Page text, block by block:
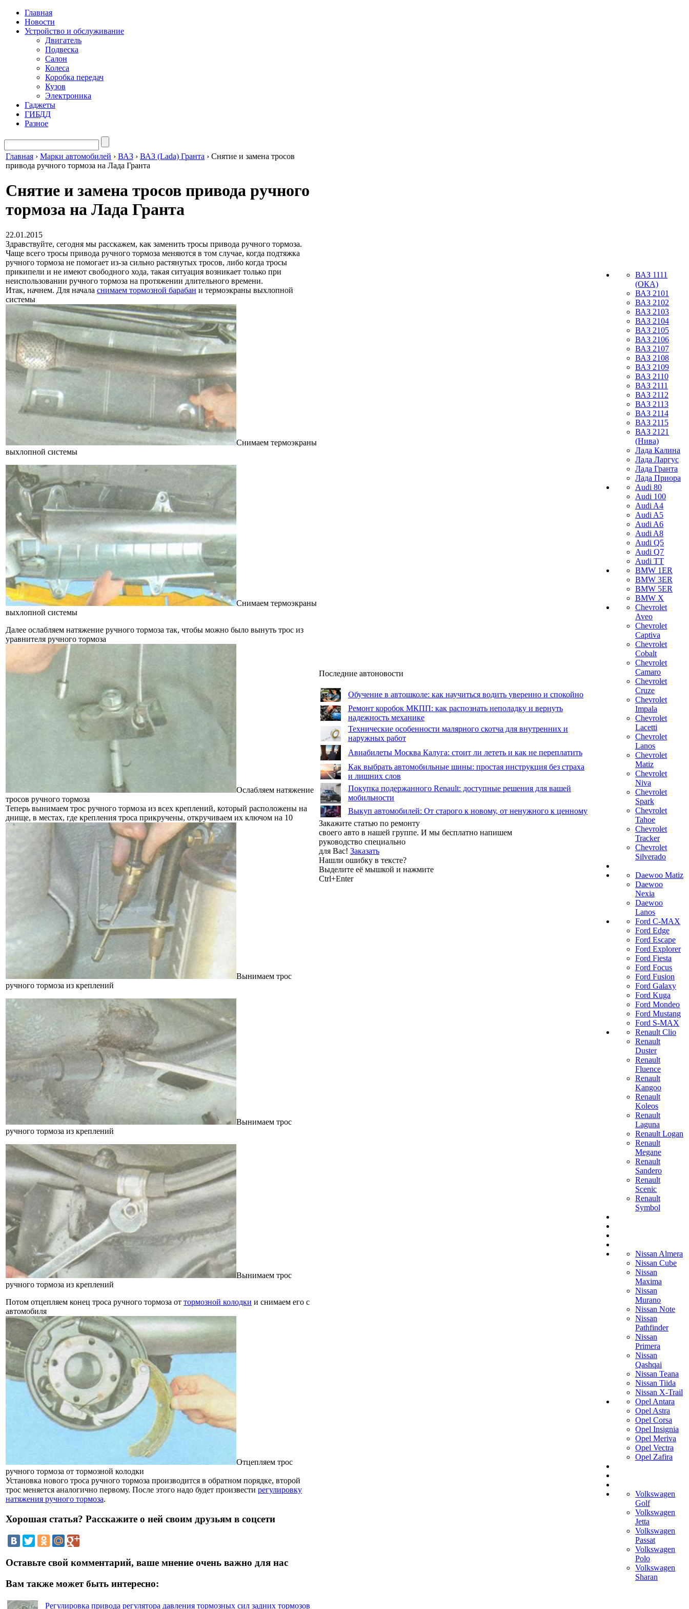
Главная
Новости
Устройство и обслуживание
Двигатель
Подвеска
Салон
Колеса
Коробка передач
Кузов
Электроника
Гаджеты
ГИБДД
Разное
Главная › Марки автомобилей › ВАЗ › ВАЗ (Lada) Гранта › Снятие и замена тросов
привода ручного тормоза на Лада Гранта
Снятие и замена тросов привода ручного
тормоза на Лада Гранта
22.01.2015
Здравствуйте, сегодня мы расскажем, как заменить тросы привода ручного тормоза.
Чаще всего тросы привода ручного тормоза меняются в том случае, когда подтяжка
ручного тормоза не помогает из-за сильно растянутых тросов, либо когда тросы
прикипели и не имеют свободного хода, такая ситуация возникает только при
неиспользовании ручного тормоза на протяжении длительного времени.
Итак, начнем. Для начала снимаем тормозной барабан и термоэкраны выхлопной
системы
Снимаем термоэкраны
выхлопной системы
Снимаем термоэкраны
выхлопной системы
Далее ослабляем натяжение ручного тормоза так, чтобы можно было вынуть трос из
уравнителя ручного тормоза
Ослабляем натяжение
тросов ручного тормоза
Теперь вынимаем трос ручного тормоза из всех креплений, который расположены на
днище, в местах, где крепления троса прикручены, откручиваем их ключом на 10
Вынимаем трос
ручного тормоза из креплений
Вынимаем трос
ручного тормоза из креплений
Вынимаем трос
ручного тормоза из креплений
Потом отцепляем конец троса ручного тормоза от тормозной колодки и снимаем его с
автомобиля
Отцепляем трос
ручного тормоза от тормозной колодки
Установка нового троса ручного тормоза производится в обратном порядке, второй
трос меняется аналогично первому. После этого надо будет произвести регулировку
натяжения ручного тормоза.
Хорошая статья? Расскажите о ней своим друзьям в соцсети
Оставьте свой комментарий, ваше мнение очень важно для нас
Вам также может быть интересно:
Регулировка привода регулятора давления тормозных сил задних тормозов
Последние автоновости
Обучение в автошколе: как научиться водить уверенно и спокойно
Ремонт коробок МКПП: как распознать неполадку и вернуть
надежность механике
Технические особенности малярного скотча для внутренних и
наружных работ
Авиабилеты Москва Калуга: стоит ли лететь и как не переплатить
Как выбрать автомобильные шины: простая инструкция без страха
и лишних слов
Покупка подержанного Renault: доступные решения для вашей
мобильности
Выкуп автомобилей: От старого к новому, от ненужного к ценному
Закажите статью по ремонту
своего авто в нашей группе. И мы бесплатно напишем
руководство специально
для Вас! Заказать
Нашли ошибку в тексте?
Выделите её мышкой и нажмите
Ctrl+Enter
ВАЗ 1111
(ОКА)
ВАЗ 2101
ВАЗ 2102
ВАЗ 2103
ВАЗ 2104
ВАЗ 2105
ВАЗ 2106
ВАЗ 2107
ВАЗ 2108
ВАЗ 2109
ВАЗ 2110
ВАЗ 2111
ВАЗ 2112
ВАЗ 2113
ВАЗ 2114
ВАЗ 2115
ВАЗ 2121
(Нива)
Лада Калина
Лада Ларгус
Лада Гранта
Лада Приора
Audi 80
Audi 100
Audi A4
Audi A5
Audi A6
Audi A8
Audi Q5
Audi Q7
Audi TT
BMW 1ER
BMW 3ER
BMW 5ER
BMW X
Chevrolet
Aveo
Chevrolet
Captiva
Chevrolet
Cobalt
Chevrolet
Camaro
Chevrolet
Cruze
Chevrolet
Impala
Chevrolet
Lacetti
Chevrolet
Lanos
Chevrolet
Matiz
Chevrolet
Niva
Chevrolet
Spark
Chevrolet
Tahoe
Chevrolet
Tracker
Chevrolet
Silverado
Daewoo Matiz
Daewoo
Nexia
Daewoo
Lanos
Ford C-MAX
Ford Edge
Ford Escape
Ford Explorer
Ford Fiesta
Ford Focus
Ford Fusion
Ford Galaxy
Ford Kuga
Ford Mondeo
Ford Mustang
Ford S-MAX
Renault Clio
Renault
Duster
Renault
Fluence
Renault
Kangoo
Renault
Koleos
Renault
Laguna
Renault Logan
Renault
Megane
Renault
Sandero
Renault
Scenic
Renault
Symbol
Nissan Almera
Nissan Cube
Nissan
Maxima
Nissan
Murano
Nissan Note
Nissan
Pathfinder
Nissan
Primera
Nissan
Qashqai
Nissan Teana
Nissan Tiida
Nissan X-Trail
Opel Antara
Opel Astra
Opel Corsa
Opel Insignia
Opel Meriva
Opel Vectra
Opel Zafira
Volkswagen
Golf
Volkswagen
Jetta
Volkswagen
Passat
Volkswagen
Polo
Volkswagen
Sharan